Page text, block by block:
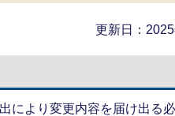
更新日：
により変更内容を届け出る